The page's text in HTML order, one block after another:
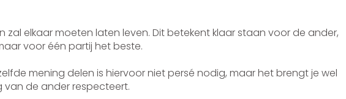
zal elkaar moeten laten leven. Dit betekent klaar staan voor de ander,
voor één partij het beste.
mening delen is hiervoor niet persé nodig, maar het brengt je wel
van de ander respecteert.